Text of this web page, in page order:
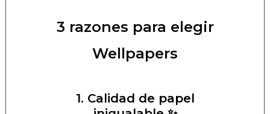
3 razones para elegir
Wellpapers
1. Calidad de papel